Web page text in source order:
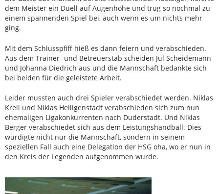
dem Meister ein Duell auf Augenhöhe und trug so nochmal zu
einem spannenden Spiel bei, auch wenn es um nichts mehr
ging.
Mit dem Schlusspfiff hieß es dann feiern und verabschieden.
Aus dem Trainer- und Betreuerstab scheiden Jul Scheidemann
und Johanna Diedrich aus und die Mannschaft bedankte sich
bei beiden für die geleistete Arbeit.
Leider mussten auch drei Spieler verabschiedet werden. Niklas
Krell und Niklas Heiligenstadt verabschieden sich zum nun
ehemaligen Ligakonkurrenten nach Duderstadt. Und Niklas
Berger verabschiedet sich aus dem Leistungshandball. Dies
würdigte nicht nur die Mannschaft, sondern in seinem
speziellen Fall auch eine Delegation der HSG oha, wo er nun in
den Kreis der Legenden aufgenommen wurde.